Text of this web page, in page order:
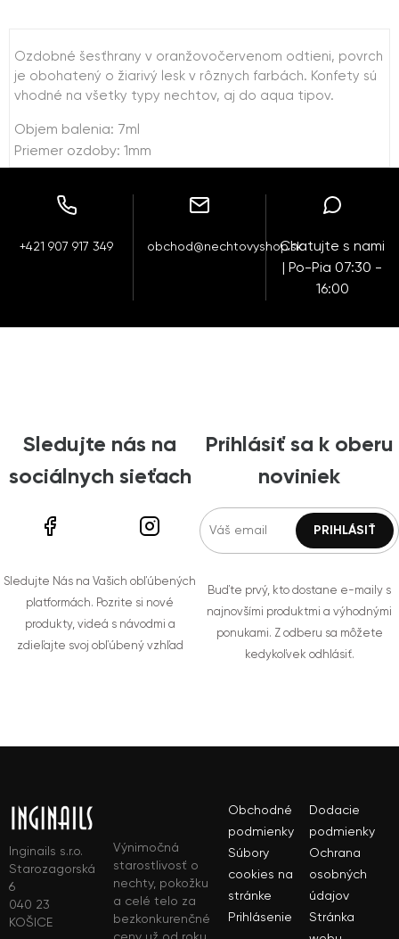
Ozdobné šesťhrany v oranžovočervenom odtieni, povrch
je obohatený o žiarivý lesk v rôznych farbách. Konfety sú
vhodné na všetky typy nechtov, aj do aqua tipov.
Objem balenia: 7ml
Priemer ozdoby: 1mm
+421 907 917 349 obchod@nechtovyshop.skChatujte s nami
| Po-Pia 07:30 -
16:00
Sledujte nás na
sociálnych sieťach
Sledujte Nás na Vašich obľúbených
platformách. Pozrite si nové
produkty, videá s návodmi a
zdieľajte svoj obľúbený vzhľad
Prihlásiť sa k oberu
noviniek
Buďte prvý, kto dostane e-maily s
najnovšími produktmi a výhodnými
ponukami. Z odberu sa môžete
kedykoľvek odhlásiť.
Inginails s.r.o.
Starozagorská
6
040 23
KOŠICE
Výnimočná
starostlivosť o
nechty, pokožku
a celé telo za
bezkonkurenčné
Obchodné
podmienky
Dodacie
podmienky
Súbory
cookies na
stránke
Ochrana
osobných
údajov
Prihlásenie
Stránka